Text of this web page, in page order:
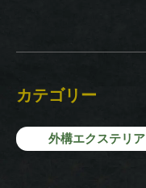
カテゴリー
外構エクステリア